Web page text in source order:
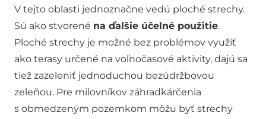
V tejto oblasti jednoznačne vedú ploché strechy.
Sú ako stvorené na ďalšie účelné použitie.
Ploché strechy je možné bez problémov využiť
ako terasy určené na voľnočasové aktivity, dajú sa
tiež zazeleniť jednoduchou bezúdržbovou
zeleňou. Pre milovníkov záhradkárčenia
s obmedzeným pozemkom môžu byť strechy